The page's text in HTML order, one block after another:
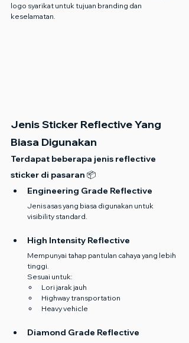
logo syarikat untuk tujuan branding dan
keselamatan.
Jenis Sticker Reflective Yang
Biasa Digunakan
Terdapat beberapa jenis reflective
sticker di pasaran 📦
Engineering Grade Reflective
Jenis asas yang biasa digunakan untuk
visibility standard.
High Intensity Reflective
Mempunyai tahap pantulan cahaya yang lebih
tinggi.
Sesuai untuk:
Lori jarak jauh
Highway transportation
Heavy vehicle
Diamond Grade Reflective